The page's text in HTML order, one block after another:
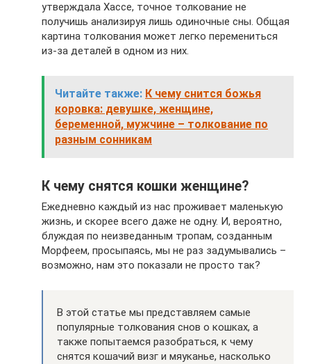
утверждала Хассе, точное толкование не
получишь анализируя лишь одиночные сны. Общая
картина толкования может легко перемениться
из-за деталей в одном из них.
Читайте также: К чему снится божья
коровка: девушке, женщине,
беременной, мужчине – толкование по
разным сонникам
К чему снятся кошки женщине?
Ежедневно каждый из нас проживает маленькую
жизнь, и скорее всего даже не одну. И, вероятно,
блуждая по неизведанным тропам, созданным
Морфеем, просыпаясь, мы не раз задумывались –
возможно, нам это показали не просто так?
В этой статье мы представляем самые
популярные толкования снов о кошках, а
также попытаемся разобраться, к чему
снятся кошачий визг и мяуканье, насколько